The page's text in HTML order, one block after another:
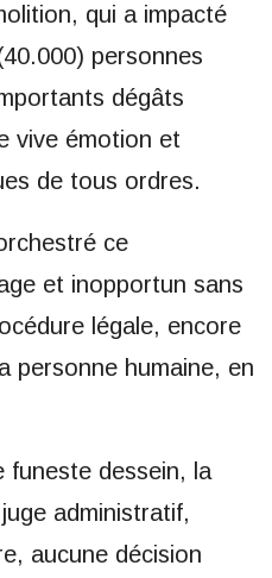
qui a impacté
personnes
dégâts
vive émotion et
de tous ordres.
ce
et inopportun sans
légale, encore
personne humaine, en
funeste dessein, la
administratif,
aucune décision